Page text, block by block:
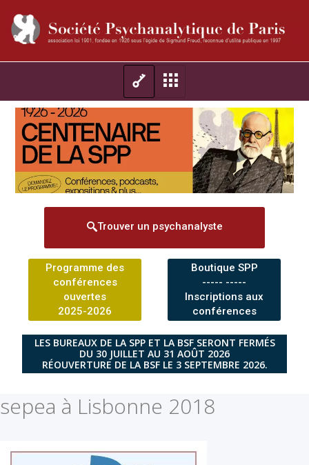
Trouver un psychanalyste
Programme des
conférences
ouvertes
2025-2026
Boutique SPP
----- -----
Inscriptions aux
conférences
LES BUREAUX DE LA SPP ET LA BSF SERONT FERMÉS
DU 30 JUILLET AU 31 AOÛT 2026
RÉOUVERTURE DE LA BSF LE 3 SEPTEMBRE 2026.
sepea à Lisbonne 2018